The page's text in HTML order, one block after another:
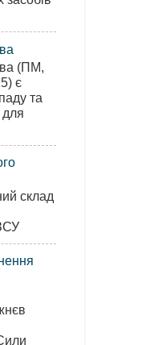
(ПМ,
є
та
для
склад